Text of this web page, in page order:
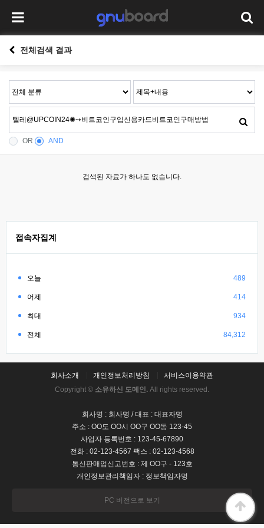
전체검색 결과
OR AND
검색된 자료가 하나도 없습니다.
접속자집계
오늘 489
어제 414
최대 934
전체 84,312
회사소개 개인정보처리방침
서비스이용약관
Copyright © 소유하신 도메인. All rights reserved.
회사명 : 회사명 / 대표 : 대표자명
주소 : OO도 OO시 OO구 OO동 123-45
사업자 등록번호 : 123-45-67890
전화 : 02-123-4567 팩스 : 02-123-4568
통신판매업신고번호 : 제 OO구 - 123호
개인정보관리책임자 : 정보책임자명
PC 버전으로 보기